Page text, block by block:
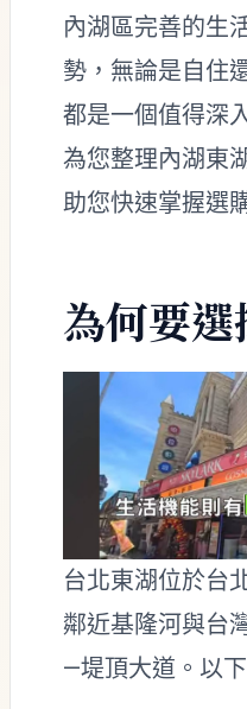
內湖區完善的生
勢，無論是自住
都是一個值得深
為您整理內湖東
助您快速掌握選
為何要選
台北東湖位於台
鄰近基隆河與台
—堤頂大道。以